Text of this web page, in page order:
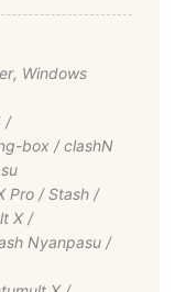
, Windows
/
box/clashN
Pro/Stash/
X/
Nyanpasu/